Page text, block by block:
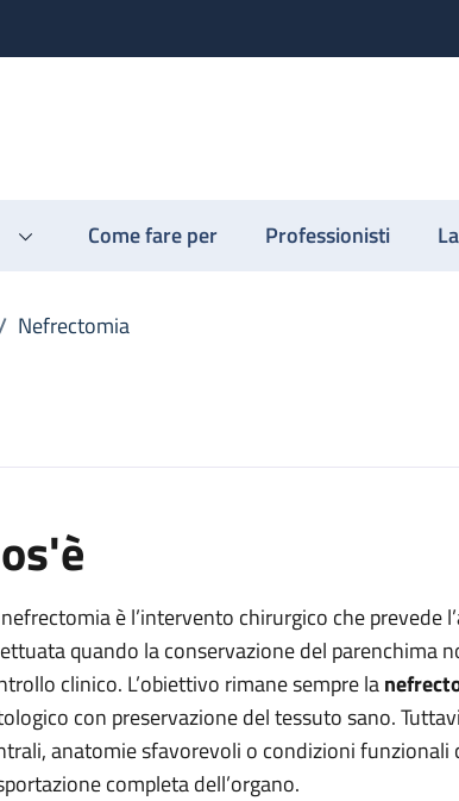
Come fare per Professionisti
Nefrectomia
è l’intervento chirurgico che prevede
quando la conservazione del parenchima
clinico. L’obiettivo rimane sempre la
con preservazione del tessuto sano.
anatomie sfavorevoli o condizioni funzionali
completa dell’organo.